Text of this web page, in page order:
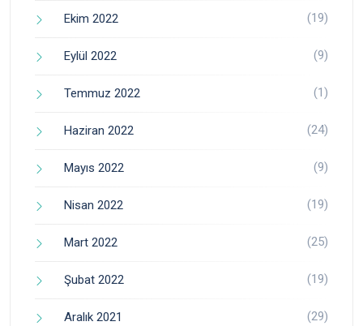
Ekim 2022 (19)
Eylül 2022 (9)
Temmuz 2022 (1)
Haziran 2022 (24)
Mayıs 2022 (9)
Nisan 2022 (19)
Mart 2022 (25)
Şubat 2022 (19)
Aralık 2021 (29)